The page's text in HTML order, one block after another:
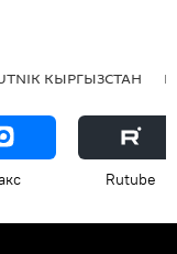
КЫРГЫЗСТАН
Rutube